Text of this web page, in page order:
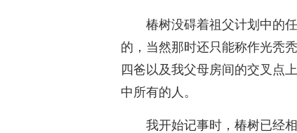
椿树没碍着祖父计划中的
的，当然那时还只能称作光秃
四爸以及我父母房间的交叉点
中所有的人。
我开始记事时，椿树已经